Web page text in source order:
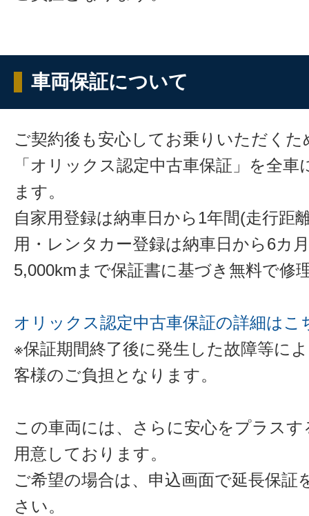
車両保証について
ご契約後も安心してお乗りいただくた
「オリックス認定中古車保証」を全
ます。
自家用登録は納車日から1年間(走行距
用・レンタカー登録は納車日から6カ
5,000kmまで保証書に基づき無料で修
オリックス認定中古車保証の詳細はこ
※保証期間終了後に発生した故障等に
客様のご負担となります。
この車両には、さらに安心をプラス
用意しております。
ご希望の場合は、申込画面で延長保証
さい。